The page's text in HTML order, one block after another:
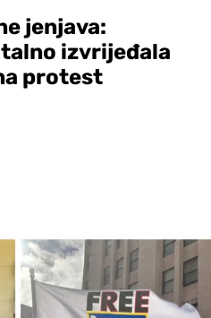
jenjava:
izvrijeđala
protest